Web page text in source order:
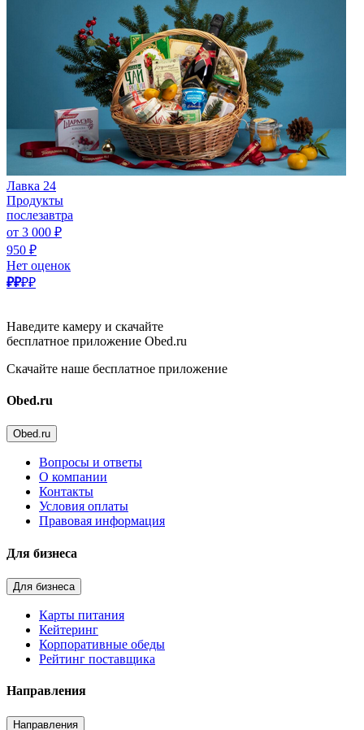
Лавка 24
Продукты
послезавтра
от 3 000 ₽
950 ₽
Нет оценок
₽₽₽₽
Наведите камеру и скачайте
бесплатное приложение Obed.ru
Скачайте наше бесплатное приложение
Obed.ru
Obed.ru
Вопросы и ответы
О компании
Контакты
Условия оплаты
Правовая информация
Для бизнеса
Для бизнеса
Карты питания
Кейтеринг
Корпоративные обеды
Рейтинг поставщика
Направления
Направления